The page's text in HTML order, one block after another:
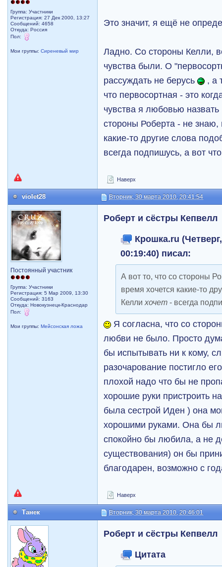
Группа: Участники
Регистрация: 27 Дек 2000, 13:27
Сообщений: 4658
Откуда: Россия
Пол:
Мои группы:Сиреневый мир
Это значит, я ещё не
Ладно. Со стороны Келли,
чувства были. О
рассуждать не берусь
, а
что первосортная - это
чувства я любовью назвать
стороны Роберта - не знаю,
какие-то другие слова
всегда подпишусь, а вот
Наверх
violet28 Вторник, 30 марта 2010, 20:41:54
Постоянный участник
Группа: Участники
Регистрация: 5 Мар 2009, 13:30
Сообщений: 3163
Откуда: Новокузнецк-Краснодар
Пол:
Мои группы:Мейсонская ложа
Роберт и сёстры Кепвелл
Крошка.ru
00:19:40) писал:
А вот то, что со стороны
время хочется какие-то
Келлихочет - всегда
Я согласна, что со
любви не было. Просто
бы испытывать ни к кому,
разочарование постигло
плохой надо что бы не
хорошие руки пристроить
была сестрой Иден ) она
хорошими руками. Она бы
спокойно бы любила, а не
существования) он бы
благодарен, возможно с
Наверх
Танек Вторник, 30 марта 2010, 20:46:01
Роберт и сёстры Кепвелл
Цитата